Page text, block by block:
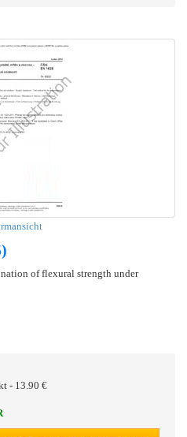
of flexural strength under
- 13.90 €